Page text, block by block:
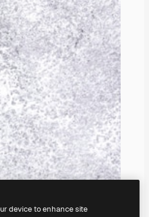
device to enhance site